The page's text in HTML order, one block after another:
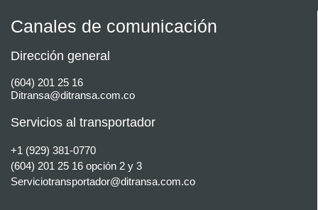
Canales de comunicación
Dirección general
(604) 201 25 16
Ditransa@ditransa.com.co
Servicios al transportador
+1 (929) 381-0770
(604) 201 25 16 opción 2 y 3
Serviciotransportador@ditransa.com.co